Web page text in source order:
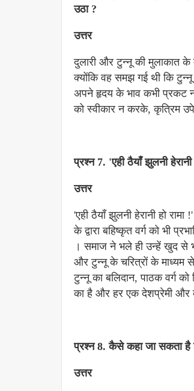
उठा ?
उत्तर
दुलारी और टुन्नू की मुलाकात
क्योंकि वह समझ गई थी कि
अपने हृदय के भाव कभी प्रकट
को स्वीकार न करके, कृत्रिम
प्रश्न 7. 'एही ठैयाँ झुलनी
उत्तर
'एही ठैयाँ झुलनी हेरानी हो
के द्वारा बहिष्कृत वर्ग को भी
। समाज ने भले ही उन्हें खुद से
और टुन्नू के चरित्रों के माध्यम
टुन्नू का बलिदान, पाठक वर्ग
का है और हर एक देशप्रेमी और
प्रश्न 8. कैसे कहा जा सकता है
उत्तर